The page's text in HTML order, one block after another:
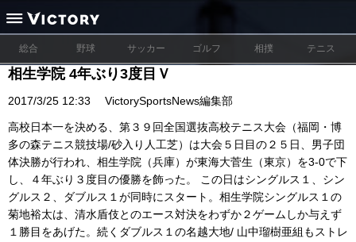
総合 野球 サッカー ゴルフ 相撲 テニス
相生学院 4年ぶり3度目Ｖ
2017/3/25 12:33 VictorySportsNews編集部
高校日本一を決める、第３９回全国選抜高校テニス大会（福岡・博
多の森テニス競技場/砂入り人工芝）は大会５日目の２５日、男子団
体決勝が行われ、相生学院（兵庫）が東海大菅生（東京）を3-0で下
し、４年ぶり３度目の優勝を飾った。 この日はシングルス１、シン
グルス２、ダブルス１が同時にスタート。相生学院シングルス１の
菊地裕太は、清水盾伎とのエース対決をわずか２ゲームしか与えず
１勝目をあげた。続くダブルス１の名越大地/ 山中瑠樹亜組もストレ